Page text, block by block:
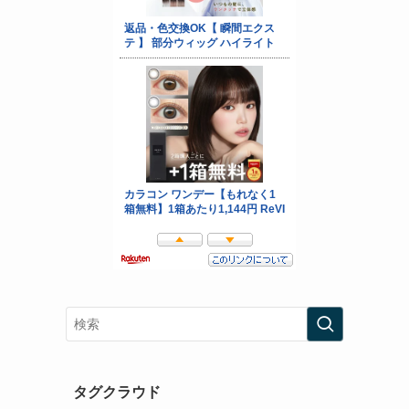
タグクラウド